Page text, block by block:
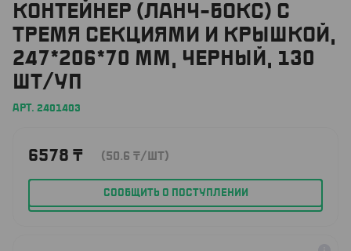
КОНТЕЙНЕР (ЛАНЧ-БОКС) С
ТРЕМЯ СЕКЦИЯМИ И КРЫШКОЙ,
247*206*70 ММ, ЧЕРНЫЙ, 130
ШТ/УП
АРТ. 2401403
6578 ₸ (50.6 ₸/ШТ)
СООБЩИТЬ О ПОСТУПЛЕНИИ